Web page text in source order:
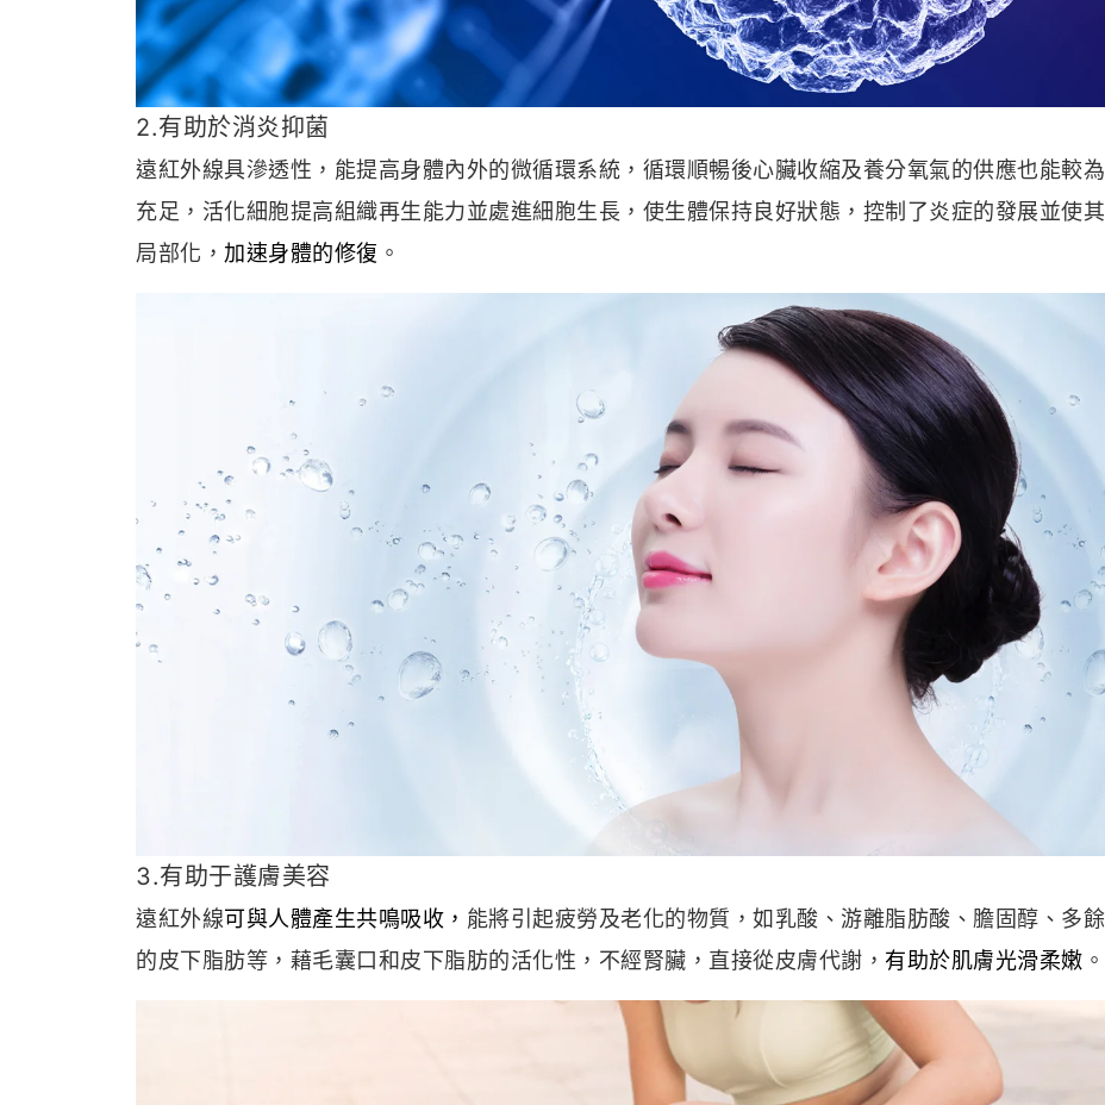
2.有助於消炎抑菌
遠紅外線具滲透性，能提高身體內外的微循環系統，循環順暢後心臟收縮及養分氧氣的供應也能較為
充足，活化細胞提高組織再生能力並處進細胞生長，使生體保持良好狀態，控制了炎症的發展並使其
局部化， 加速身體的修復 。
3.有助于護膚美容
遠紅外線可與人體產生共鳴吸收， 能將引起疲勞及老化的物質，如乳酸、游離脂肪酸、膽固醇、多餘
的皮下脂肪等，藉毛囊口和皮下脂肪的活化性，不經腎臟，直接從皮膚代謝， 有助於肌膚光滑柔嫩 。